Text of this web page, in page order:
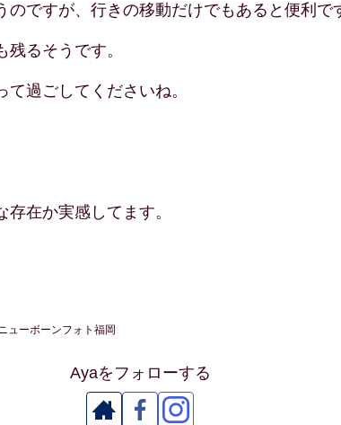
ですが、行きの移動だけでもあると便利で
るそうです。
過ごしてくださいね。
在か実感してます。
ューボーンフォト福岡
Ayaをフォローする